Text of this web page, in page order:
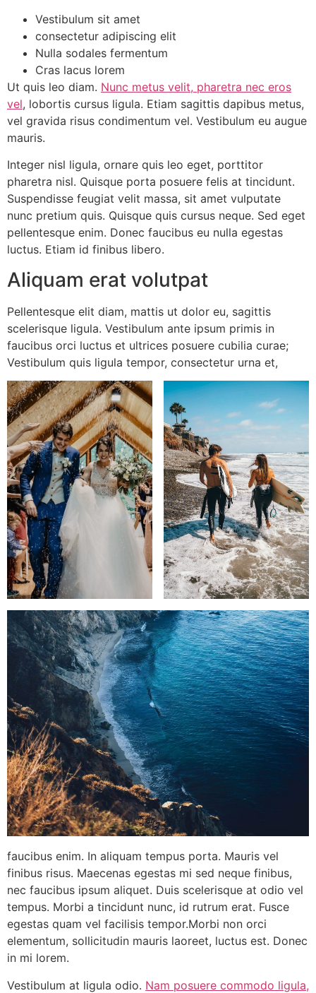
Vestibulum sit amet
consectetur adipiscing elit
Nulla sodales fermentum
Cras lacus lorem
Ut quis leo diam. Nunc metus velit, pharetra nec eros
vel, lobortis cursus ligula. Etiam sagittis dapibus metus,
vel gravida risus condimentum vel. Vestibulum eu augue
mauris.
Integer nisl ligula, ornare quis leo eget, porttitor
pharetra nisl. Quisque porta posuere felis at tincidunt.
Suspendisse feugiat velit massa, sit amet vulputate
nunc pretium quis. Quisque quis cursus neque. Sed eget
pellentesque enim. Donec faucibus eu nulla egestas
luctus. Etiam id finibus libero.
Aliquam erat volutpat
Pellentesque elit diam, mattis ut dolor eu, sagittis
scelerisque ligula. Vestibulum ante ipsum primis in
faucibus orci luctus et ultrices posuere cubilia curae;
Vestibulum quis ligula tempor, consectetur urna et,
faucibus enim. In aliquam tempus porta. Mauris vel
finibus risus. Maecenas egestas mi sed neque finibus,
nec faucibus ipsum aliquet. Duis scelerisque at odio vel
tempus. Morbi a tincidunt nunc, id rutrum erat. Fusce
egestas quam vel facilisis tempor.Morbi non orci
elementum, sollicitudin mauris laoreet, luctus est. Donec
in mi lorem.
Vestibulum at ligula odio. Nam posuere commodo ligula,